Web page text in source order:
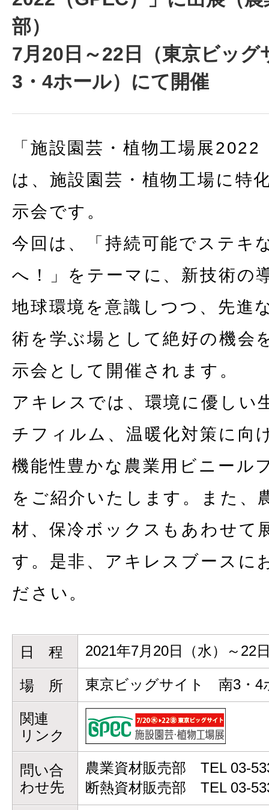
部）
7月20日～22日（東京ビッグ
3・4ホール）にて開催
「施設園芸・植物工場展
は、施設園芸・植物工場に特
示会です。
今回は、「持続可能でステキ
へ！」をテーマに、新技術の
地球環境を意識しつつ、先進
術を学ぶ場として絶好の機会
示会として開催されます。
アキレスでは、環境に優しい
チフィルム、温暖化対策に向
機能性豊かな農業用ビニール
をご紹介いたします。また、
材、保冷ボックスもあわせて
す。是非、アキレスブースに
ださい。
日 程 2021年7月20日（水）～22
場 所 東京ビッグサイト 南3・
関連
リンク
問い合
わせ先
農業資材販売部 TEL 03-
断熱資材販売部 TEL 03-